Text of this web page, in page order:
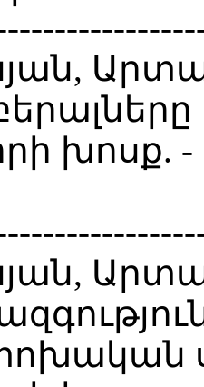
խոսք. -